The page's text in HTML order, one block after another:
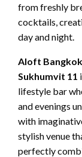
from freshly
cocktails,
day and night.
Aloft Bangkok
Sukhumvit 11
lifestyle bar
and evenings
with
stylish venue
perfectly